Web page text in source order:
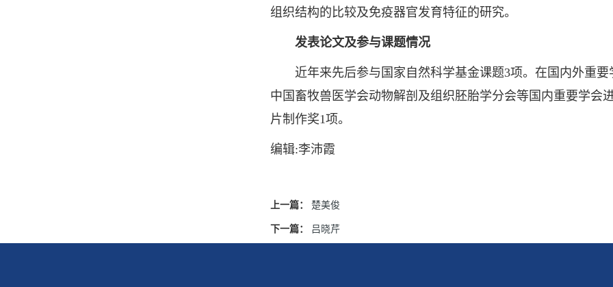
组织结构的比较及免疫器官发育特征的研究。
发表论文及参与课题情况
近年来先后参与国家自然科学基金课题3项。在国内外重要
中国畜牧兽医学会动物解剖及组织胚胎学分会等国内重要学会
片制作奖1项。
编辑:李沛霞
上一篇： 楚美俊
下一篇： 吕晓芹